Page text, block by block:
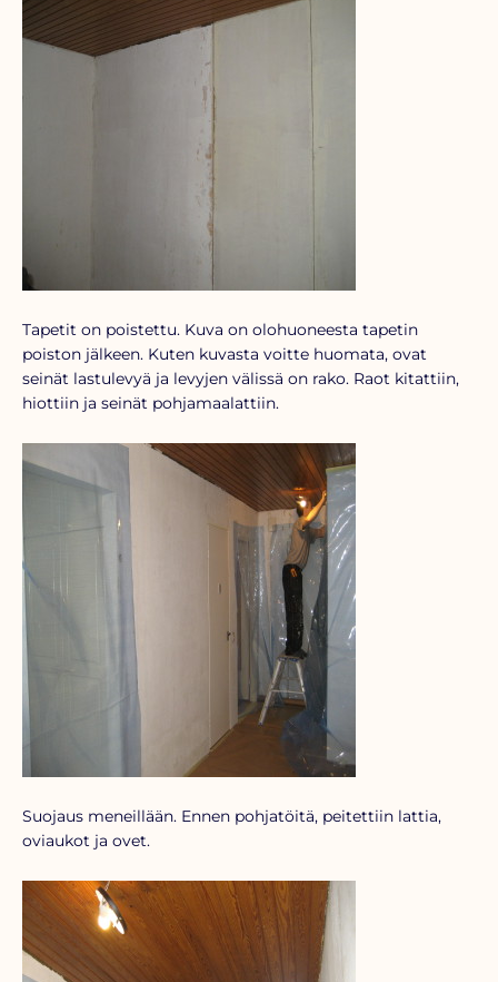
Tapetit on poistettu. Kuva on olohuoneesta tapetin
poiston jälkeen. Kuten kuvasta voitte huomata, ovat
seinät lastulevyä ja levyjen välissä on rako. Raot kitattiin,
hiottiin ja seinät pohjamaalattiin.
Suojaus meneillään. Ennen pohjatöitä, peitettiin lattia,
oviaukot ja ovet.